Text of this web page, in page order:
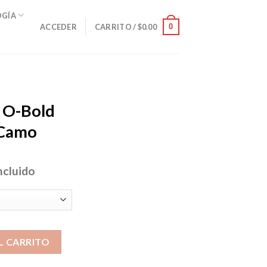
ACCEDER
CARRITO /$0.00 0
Bold
CARRITO